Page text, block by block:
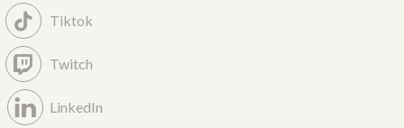
Tiktok
Twitch
LinkedIn